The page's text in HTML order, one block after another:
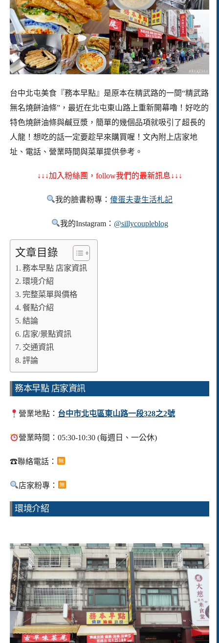
台中北屯美食『務本早點』是原本在精武路的一間“精武路
無名燒餅油條”，最近在北屯東山路上重新開幕嚕！好吃的
特色燒餅油條與鹹豆漿，簡單的幾個品項就吸引了超長的
人龍！想吃的話一定要趁早來購買喔！ 文內附上店家地
址、電話、營業時間與菜單提供參考。
↓↓↓加入粉絲團，follow我們的最新訊息↓↓↓
我的臉書粉專：傻蛋夫妻生活札記
我的Instagram： @sillycoupleblog
文章目錄
務本早點 店家資訊
環境介紹
完整菜單與價格
餐點介紹
結論
店家/景點資訊
交通資訊
評論
務本早點 店家資訊
營業地點： 台中市北屯區東山路一段328之2號
營業時間：05:30-10:30 (每週日、一公休)
☎聯絡電話：
店家粉專：
環境介紹